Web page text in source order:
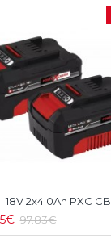
97.83€